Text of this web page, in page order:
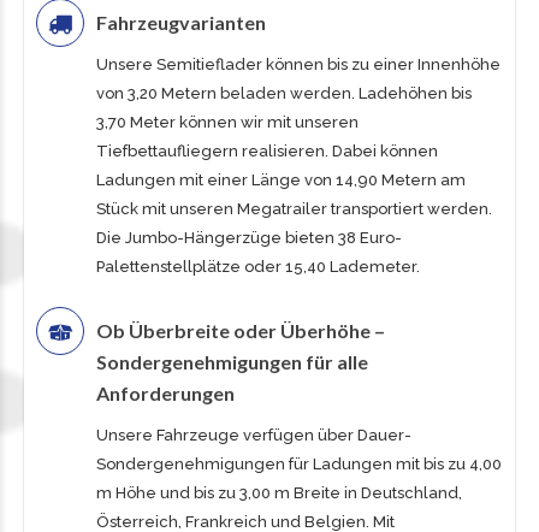
Fahrzeugvarianten
Unsere Semitieflader können bis zu einer Innenhöhe
von 3,20 Metern beladen werden. Ladehöhen bis
3,70 Meter können wir mit unseren
Tiefbettaufliegern realisieren. Dabei können
Ladungen mit einer Länge von 14,90 Metern am
Stück mit unseren Megatrailer transportiert werden.
Die Jumbo-Hängerzüge bieten 38 Euro-
Palettenstellplätze oder 15,40 Lademeter.
Ob Überbreite oder Überhöhe –
Sondergenehmigungen für alle
Anforderungen
Unsere Fahrzeuge verfügen über Dauer-
Sondergenehmigungen für Ladungen mit bis zu 4,00
m Höhe und bis zu 3,00 m Breite in Deutschland,
Österreich, Frankreich und Belgien. Mit